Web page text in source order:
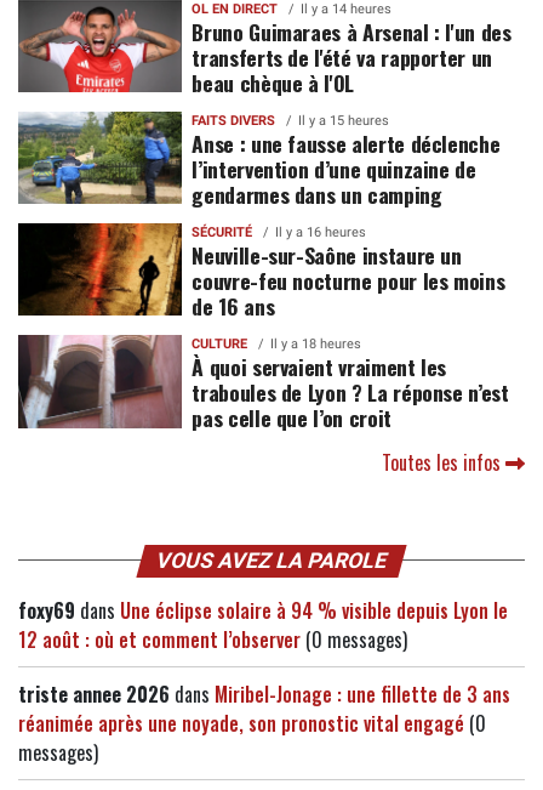
OL EN DIRECT Il y a 14 heures
Bruno Guimaraes à Arsenal : l'un des
transferts de l'été va rapporter un
beau chèque à l'OL
FAITS DIVERS Il y a 15 heures
Anse : une fausse alerte déclenche
l’intervention d’une quinzaine de
gendarmes dans un camping
SÉCURITÉ Il y a 16 heures
Neuville-sur-Saône instaure un
couvre-feu nocturne pour les moins
de 16 ans
CULTURE Il y a 18 heures
À quoi servaient vraiment les
traboules de Lyon ? La réponse n’est
pas celle que l’on croit
Toutes les infos
VOUS AVEZ LA PAROLE
foxy69 dans Une éclipse solaire à 94 % visible depuis Lyon le
12 août : où et comment l’observer (0 messages)
triste annee 2026 dans Miribel-Jonage : une fillette de 3 ans
réanimée après une noyade, son pronostic vital engagé (0
messages)